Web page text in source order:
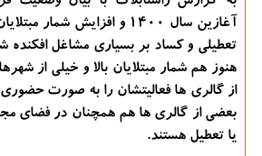
آغازین سال ۱۴۰۰ و افزایش
تعطیلی و کساد بر بسیاری مشاغل افکنده
هنوز هم شمار مبتلایان بالا و خیلی از
از گالری ها فعالیتشان را به صورت حضوری
بعضی از گالری ها هم همچنان در فضای
یا تعطیل هستند.